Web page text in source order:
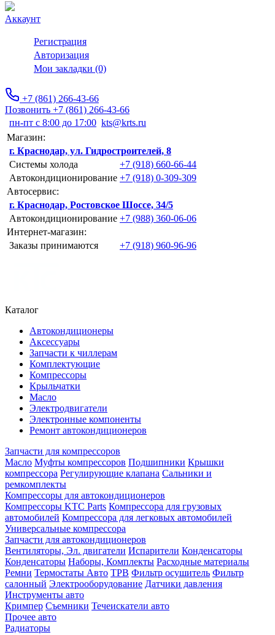
Аккаунт
Регистрация
Авторизация
Мои закладки (0)
+7 (861) 266-43-66
Позвонить +7 (861) 266-43-66
пн-пт с 8:00 до 17:00 kts@krts.ru
Магазин:
г. Краснодар, ул. Гидростроителей, 8
Системы холода
+7 (918) 660-66-44
Автокондиционирование +7 (918) 0-309-309
Автосервис:
г. Краснодар, Ростовское Шоссе, 34/5
Автокондиционирование +7 (988) 360-06-06
Интернет-магазин:
Заказы принимаются
+7 (918) 960-96-96
Каталог
Автокондиционеры
Аксессуары
Запчасти к чиллерам
Комплектующие
Компрессоры
Крыльчатки
Масло
Электродвигатели
Электронные компоненты
Ремонт автокондиционеров
Запчасти для компрессоров
Масло Муфты компрессоров Подшипники Крышки
компрессора Регулирующие клапана Сальники и
ремкомплекты
Компрессоры для автокондиционеров
Компрессоры KTC Parts Компрессора для грузовых
автомобилей Компрессора для легковых автомобилей
Универсальные компрессора
Запчасти для автокондиционеров
Вентиляторы, Эл. двигатели Испарители Конденсаторы
Конденсаторы Наборы, Комплекты Расходные материалы
Ремни Термостаты Авто ТРВ Фильтр осушитель Фильтр
салонный Электрооборудование Датчики давления
Инструменты авто
Кримпер Съемники Течеискатели авто
Прочее авто
Радиаторы